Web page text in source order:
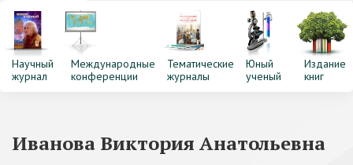
Научный
журнал
Международные
конференции
Тематические
журналы
Юный
ученый
Издание
книг
Иванова Виктория Анатольевна